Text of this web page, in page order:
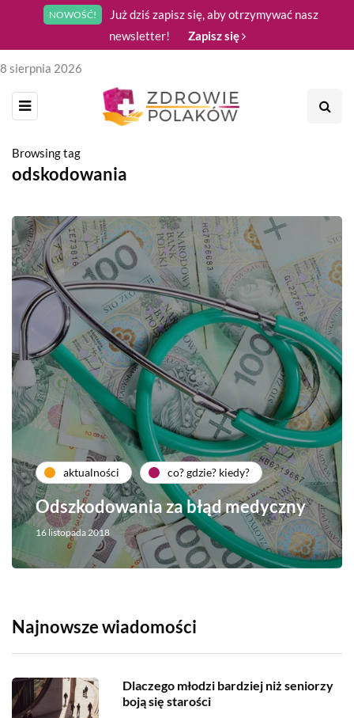
NOWOŚĆ!
Już dziś zapisz się, aby otrzymywać nasz
newsletter!
Zapisz się
8 sierpnia 2026
Browsing tag
odskodowania
aktualności co? gdzie? kiedy?
Odszkodowania za błąd medyczny
16 listopada 2018
Najnowsze wiadomości
Dlaczego młodzi bardziej niż seniorzy
boją się starości